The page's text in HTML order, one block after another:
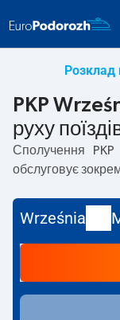
Розклад
PKP
руху
Сполучення
обслуговує
вирушає о 12:15. Найшвидший маршрут пропонує потяг
без пересадок
07:40
. Наразі
курсують інші
завершує
Września